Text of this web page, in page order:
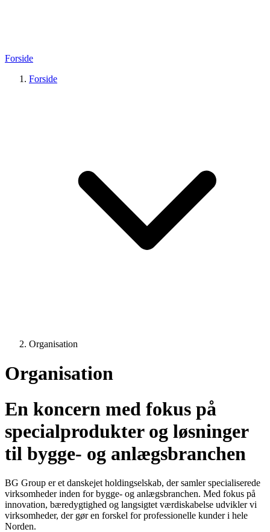
Forside
Forside
Organisation
Organisation
En koncern med fokus på
specialprodukter og løsninger
til bygge- og anlægsbranchen
BG Group er et danskejet holdingselskab, der samler specialiserede
virksomheder inden for bygge- og anlægsbranchen. Med fokus på
innovation, bæredygtighed og langsigtet værdiskabelse udvikler vi
virksomheder, der gør en forskel for professionelle kunder i hele
Norden.